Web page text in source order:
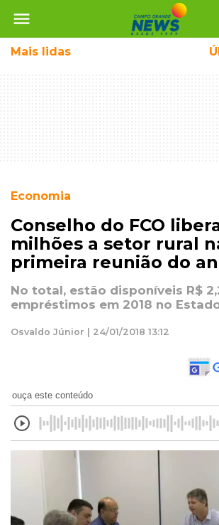
menu
Mais lidas
Economia
Conselho do FCO
milhões a setor rural
primeira reunião do
No total, estão disponíveis R$
empréstimos em 2018 no
Osvaldo Júnior | 24/01/2018 13:12
ouça este conteúdo